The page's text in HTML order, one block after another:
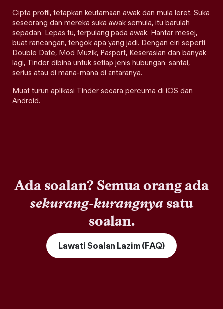
Cipta profil, tetapkan keutamaan awak dan mula leret. Suka
seseorang dan mereka suka awak semula, itu barulah
sepadan. Lepas tu, terpulang pada awak. Hantar mesej,
buat rancangan, tengok apa yang jadi. Dengan ciri seperti
Double Date, Mod Muzik, Pasport, Keserasian dan banyak
lagi, Tinder dibina untuk setiap jenis hubungan: santai,
serius atau di mana-mana di antaranya.
Muat turun aplikasi Tinder secara percuma di iOS dan
Android.
Ada soalan? Semua orang ada
sekurang-kurangnya satu
soalan.
Lawati Soalan Lazim (FAQ)